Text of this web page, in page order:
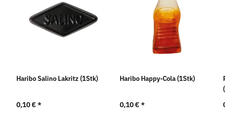
Haribo Salino Lakritz (1Stk)
0,10 €*
Haribo Happy-Cola (1Stk)
0,10 €*